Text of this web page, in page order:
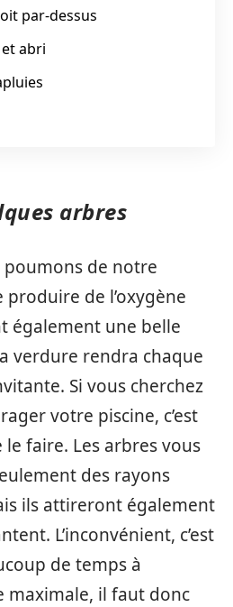
par-dessus
abri
arbres
poumons de notre
de l’oxygène
également une belle
verdure rendra chaque
Si vous cherchez
votre piscine, c’est
le faire. Les arbres vous
des rayons
ils attireront également
L’inconvénient, c’est
de temps à
maximale, il faut donc